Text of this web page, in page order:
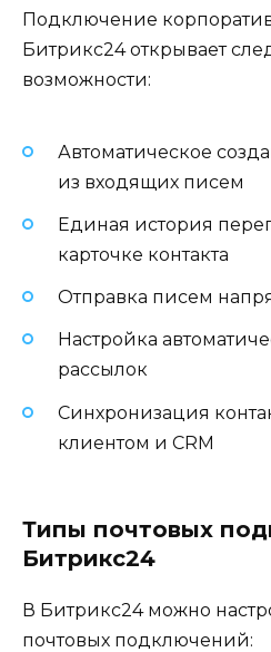
Подключение
Битрикс24 открывает
возможности:
Автоматическое
из входящих писем
Единая история
карточке контакта
Отправка писем
Настройка
рассылок
Синхронизация
клиентом и CRM
Типы почтовых
Битрикс24
В Битрикс24 можно
почтовых подключений: